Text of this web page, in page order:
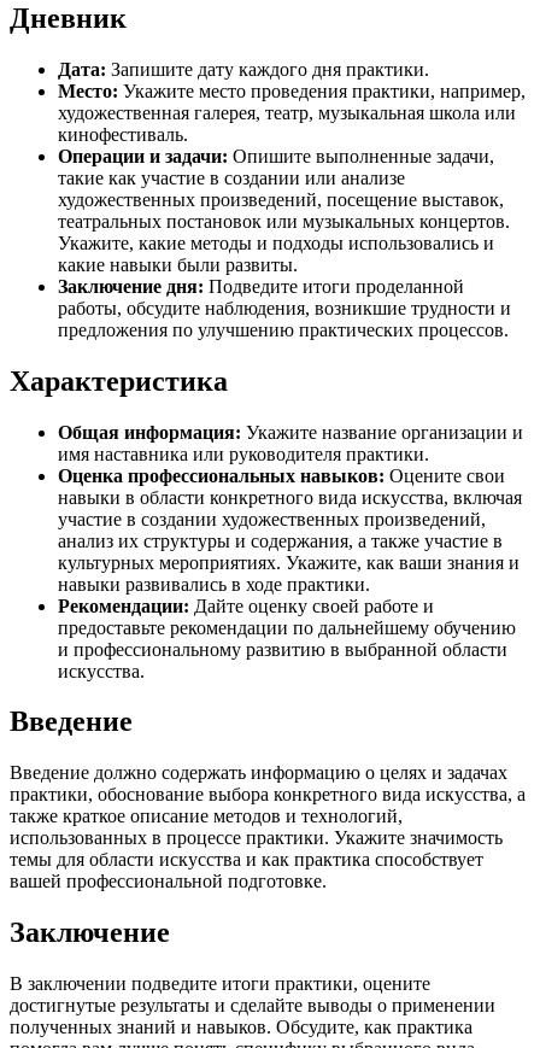
Дневник
Дата: Запишите дату каждого дня практики.
Место: Укажите место проведения практики, например,
художественная галерея, театр, музыкальная школа или
кинофестиваль.
Операции и задачи: Опишите выполненные задачи,
такие как участие в создании или анализе
художественных произведений, посещение выставок,
театральных постановок или музыкальных концертов.
Укажите, какие методы и подходы использовались и
какие навыки были развиты.
Заключение дня: Подведите итоги проделанной
работы, обсудите наблюдения, возникшие трудности и
предложения по улучшению практических процессов.
Характеристика
Общая информация: Укажите название организации и
имя наставника или руководителя практики.
Оценка профессиональных навыков: Оцените свои
навыки в области конкретного вида искусства, включая
участие в создании художественных произведений,
анализ их структуры и содержания, а также участие в
культурных мероприятиях. Укажите, как ваши знания и
навыки развивались в ходе практики.
Рекомендации: Дайте оценку своей работе и
предоставьте рекомендации по дальнейшему обучению
и профессиональному развитию в выбранной области
искусства.
Введение
Введение должно содержать информацию о целях и задачах
практики, обоснование выбора конкретного вида искусства, а
также краткое описание методов и технологий,
использованных в процессе практики. Укажите значимость
темы для области искусства и как практика способствует
вашей профессиональной подготовке.
Заключение
В заключении подведите итоги практики, оцените
достигнутые результаты и сделайте выводы о применении
полученных знаний и навыков. Обсудите, как практика